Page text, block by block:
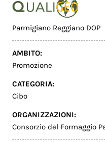
Parmigiano Reggiano DOP
AMBITO:
Promozione
CATEGORIA:
Cibo
ORGANIZZAZIONI:
Consorzio del Formaggio